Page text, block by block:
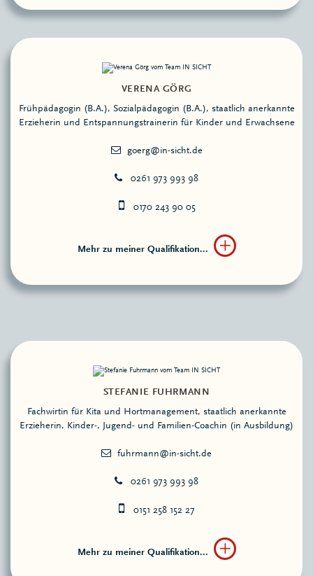
VERENA GÖRG
Frühpädagogin (B.A.), Sozialpädagogin (B.A.), staatlich anerkannte
Erzieherin und Entspannungstrainerin für Kinder und Erwachsene
0261 973 993 98
0170 243 90 05
Mehr zu meiner Qualifikation...
STEFANIE FUHRMANN
Fachwirtin für Kita und Hortmanagement, staatlich anerkannte
Erzieherin, Kinder-, Jugend- und Familien-Coachin (in Ausbildung)
0261 973 993 98
0151 258 152 27
Mehr zu meiner Qualifikation...